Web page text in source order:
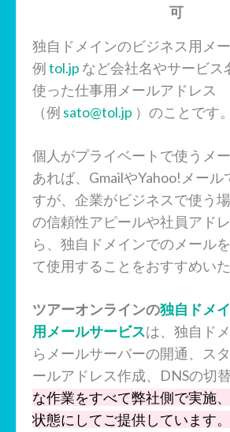
可
独自ドメインのビジネス用メー
例tol.jp など会社名やサービス
使った仕事用メールアドレス
（例 sato@tol.jp ）のことです。
個人がプライベートで使うメ
あれば、GmailやYahoo!メール
すが、企業がビジネスで使う
の信頼性アピールや社員アド
ら、独自ドメインでのメール
て使用することをおすすめいた
ツアーオンラインの独自ドメ
用メールサービスは、独自ド
らメールサーバーの開通、ス
ールアドレス作成、DNSの切
な作業をすべて弊社側で実施
状態にしてご提供しています。